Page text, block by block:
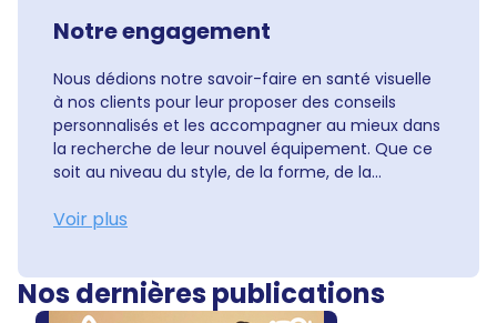
Notre engagement
Nous dédions notre savoir-faire en santé visuelle
à nos clients pour leur proposer des conseils
personnalisés et les accompagner au mieux dans
la recherche de leur nouvel équipement. Que ce
soit au niveau du style, de la forme, de la...
Voir plus
Nos dernières publications